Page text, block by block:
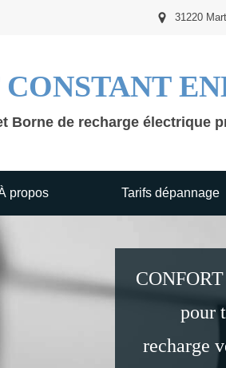
31220
Borne de recharge électrique
propos Tarifs dépannage
pour
recharge